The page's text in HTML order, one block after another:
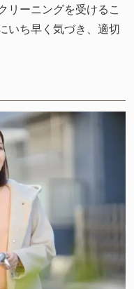
リーニングを受けるこ
いち早く気づき、適切